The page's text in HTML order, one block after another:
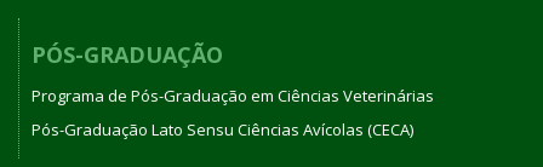
PÓS-GRADUAÇÃO
Programa de Pós-Graduação em Ciências Veterinárias
Pós-Graduação Lato Sensu Ciências Avícolas (CECA)